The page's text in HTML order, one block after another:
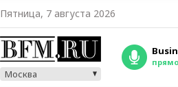
Пятница, 7 августа 2026
Москва